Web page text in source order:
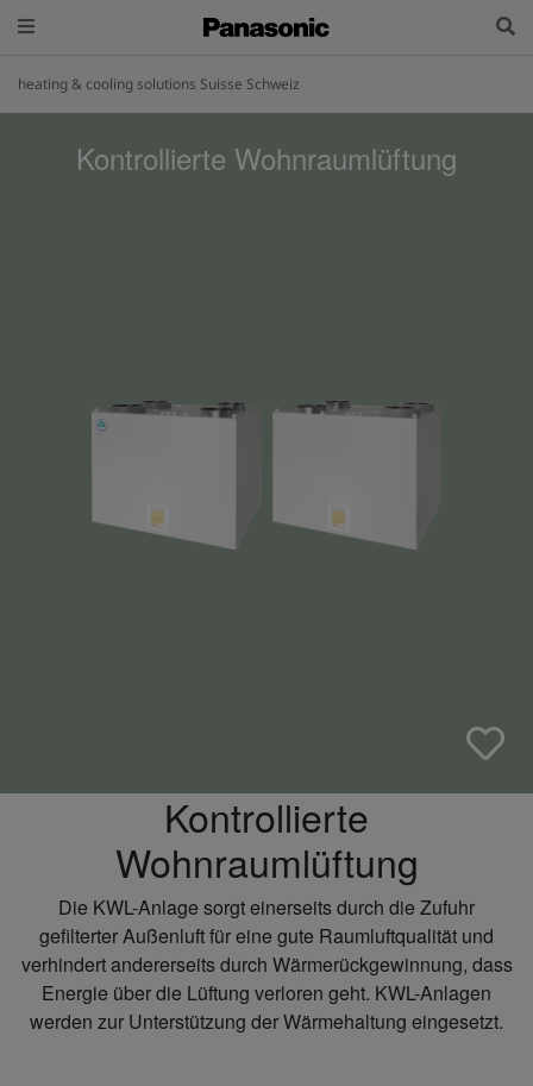
heating & cooling solutions Suisse Schweiz
Kontrollierte Wohnraumlüftung
Kontrollierte
Wohnraumlüftung
Die KWL-Anlage sorgt einerseits durch die Zufuhr
gefilterter Außenluft für eine gute Raumluftqualität und
verhindert andererseits durch Wärmerückgewinnung, dass
Energie über die Lüftung verloren geht. KWL-Anlagen
werden zur Unterstützung der Wärmehaltung eingesetzt.